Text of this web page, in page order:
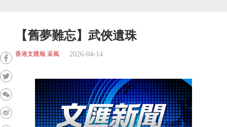
【舊夢難忘】武俠遺珠
香港文匯報 采風 2026-04-14